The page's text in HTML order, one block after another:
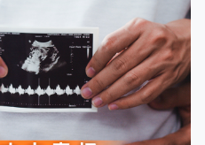
細胞的脫屑，以及胰液或
現問題，糞便的顏色就會改
為以下6種顏色，就要特別留
警號。 6種糞便顏色可能代
癌、膽道阻塞 2. 黃色：胰臟
發炎、腹瀉 4. 黑色：上腸胃
腫瘤 6. 鮮紅色：直腸癌、痔